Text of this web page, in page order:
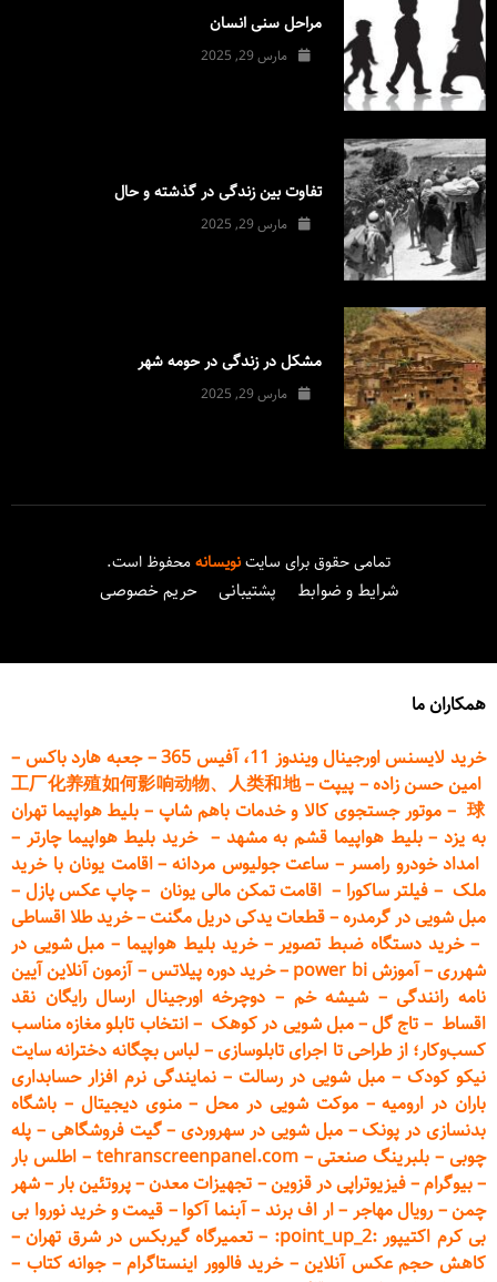
مراحل سنی انسان
مارس 29, 2025
تفاوت بین زندگی در گذشته و حال
مارس 29, 2025
مشکل در زندگی در حومه شهر
مارس 29, 2025
تمامی حقوق برای سایتنویسانهمحفوظ است.
شرایط و ضوابط پشتیبانی حریم خصوصی
همکاران ما
خرید لایسنس اورجینال ویندوز 11، آفیس 365
–جعبه هارد باکس –
امین حسن زاده– پیپت–
工厂化养殖如何影响动物、人类和地
球
– موتور جستجوی کالا و خدمات باهم شاپ– بلیط هواپیما تهران
به یزد–بلیط هواپیما قشم به مشهد –خرید بلیط هواپیما چارتر –
امداد خودرو رامسر– ساعت جولیوس مردانه–اقامت یونان با خرید
ملک – فیلتر ساکورا – اقامت تمکن مالی یونان –چاپ عکس پازل –
مبل شویی در گرمدره–قطعاتیدکی دریل مگنت–خرید طلا اقساطی
–خرید دستگاه ضبط تصویر–خرید بلیط هواپیما –مبل شویی در
شهرری–آموزش power bi –خرید دورهپیلاتس–آزمون آنلاین آیین
نامه رانندگی– شیشه خم – دوچرخه اورجینال ارسال رایگان نقد
اقساط – تاج گل–مبل شویی در کوهک–انتخاب تابلو مغازه مناسب
کسب‌وکار؛ از طراحی تا اجرای تابلوسازی– لباس بچگانه دخترانه سایت
نیکو کودک – مبل شویی در رسالت – نمایندگی نرم افزار حسابداری
باران در ارومیه–موکت شویی در محل–منوی دیجیتال – باشگاه
بدنسازی در پونک–مبل شویی در سهروردی–گیت فروشگاهی – پله
چوبی – بلبرینگ صنعتی–
tehranscreenpanel.com
–اطلس بار
–بیوگرام–فیزیوتراپی در قزوین– تجهیزات معدن–پروتئین بار–شهر
چمن– رویال مهاجر –ار اف برند –آبنما آکوا – قیمت و خرید نوروا بی
بی کرم اکتیپور :point_up_2:
– تعمیرگاه گیربکس در شرق تهران–
کاهش حجم عکس آنلاین–خرید فالوور اینستاگرام–جوانه کتاب –